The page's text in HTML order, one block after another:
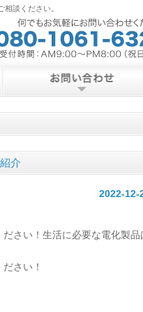
談ください。
介
2022-12-
さい！生活に必要な電化製品
さい！